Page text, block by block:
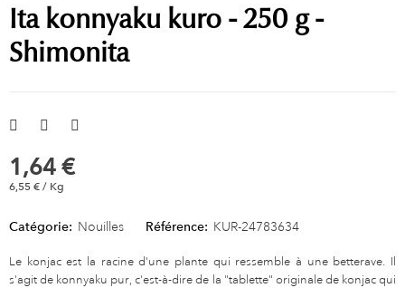
Ita konnyaku kuro - 250 g -
Shimonita
1,64 €
6,55 € / Kg
Catégorie: Nouilles Référence: KUR-24783634
Le konjac est la racine d'une plante qui ressemble à une betterave. Il
s'agit de konnyaku pur, c'est-à-dire de la "tablette" originale de konjac qui